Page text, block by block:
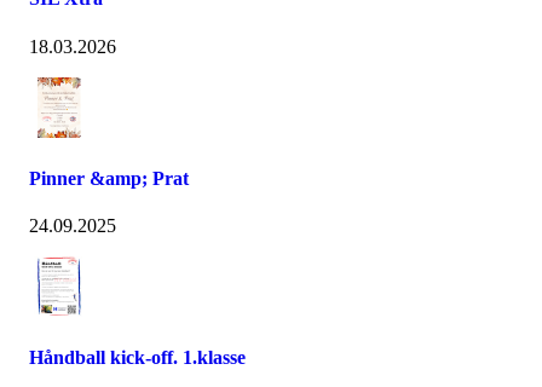
18.03.2026
Pinner &amp; Prat
24.09.2025
Håndball kick-off. 1.klasse